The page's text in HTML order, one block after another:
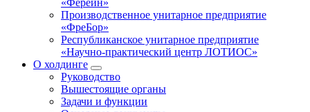
«Ферейн»
Производственное унитарное предприятие
«ФреБор»
Республиканское унитарное предприятие
«Научно-практический центр ЛОТИОС»
О холдинге
Руководство
Вышестоящие органы
Задачи и функции